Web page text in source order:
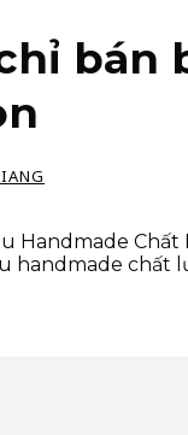
bán
Handmade
chất